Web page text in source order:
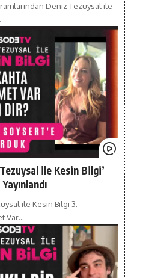
Deniz Tezuysal ile
ile Kesin Bilgi’
ile Kesin Bilgi 3.
Var…